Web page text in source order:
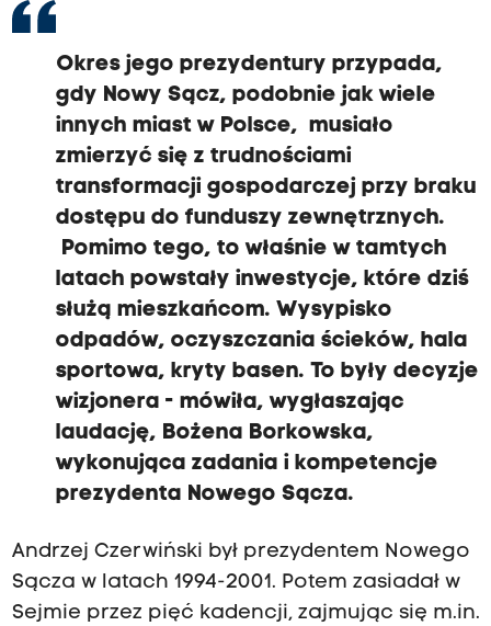
Okres jego prezydentury przypada,
gdy Nowy Sącz, podobnie jak wiele
innych miast w Polsce, musiało
zmierzyć się z trudnościami
transformacji gospodarczej przy braku
dostępu do funduszy zewnętrznych.
Pomimo tego, to właśnie w tamtych
latach powstały inwestycje, które dziś
służą mieszkańcom. Wysypisko
odpadów, oczyszczania ścieków, hala
sportowa, kryty basen. To były decyzje
wizjonera - mówiła, wygłaszając
laudację, Bożena Borkowska,
wykonująca zadania i kompetencje
prezydenta Nowego Sącza.
Andrzej Czerwiński był prezydentem Nowego
Sącza w latach 1994-2001. Potem zasiadał w
Sejmie przez pięć kadencji, zajmując się m.in.